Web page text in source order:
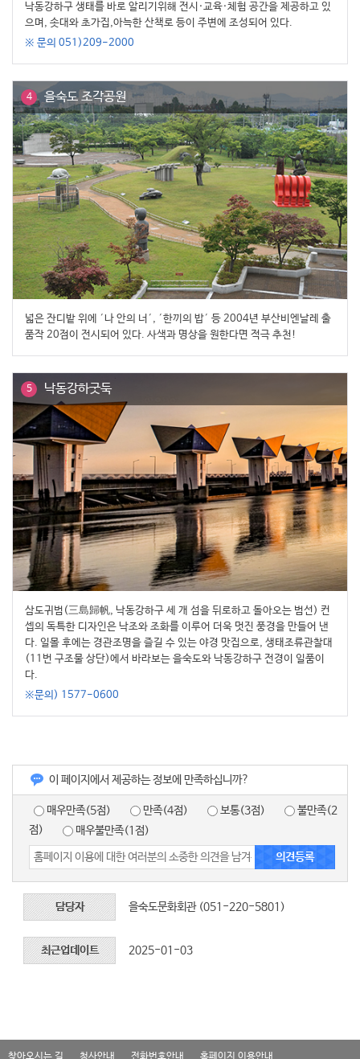
낙동강하구 생태를 바로 알리기위해 전시·교육·체험 공간을 제공하고 있
으며, 솟대와 초가집,아늑한 산책로 등이 주변에 조성되어 있다.
※ 문의 051)209-2000
4 을숙도 조각공원
넓은 잔디밭 위에 ′나 안의 너′, ′한끼의 밥′ 등 2004년 부산비엔날레 출
품작 20점이 전시되어 있다. 사색과 명상을 원한다면 적극 추천!
5 낙동강하굿둑
삼도귀범(三島歸帆, 낙동강하구 세 개 섬을 뒤로하고 돌아오는 범선) 컨
셉의 독특한 디자인은 낙조와 조화를 이루어 더욱 멋진 풍경을 만들어 낸
다. 일몰 후에는 경관조명을 즐길 수 있는 야경 맛집으로, 생태조류관찰대
(11번 구조물 상단)에서 바라보는 을숙도와 낙동강하구 전경이 일품이
다.
※문의) 1577-0600
이 페이지에서 제공하는 정보에 만족하십니까?
매우만족(5점) 만족(4점) 보통(3점)
점)
매우불만족(1점)
담당자 을숙도문화회관 (051-220-5801)
최근업데이트 2025-01-03